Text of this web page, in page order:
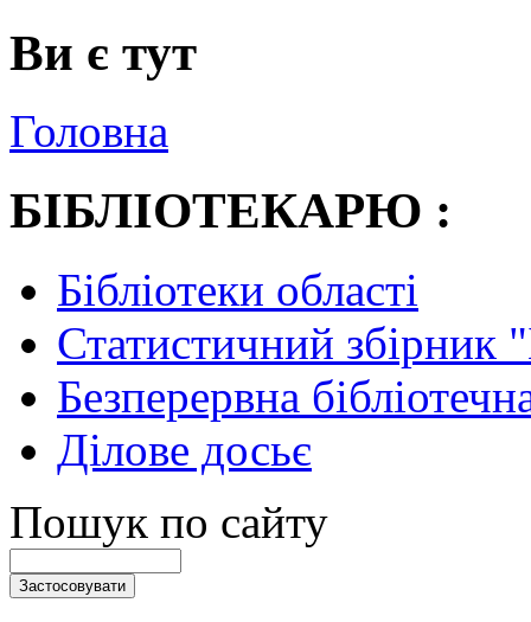
Ви є тут
Головна
БІБЛІОТЕКАРЮ :
Бібліотеки області
Статистичний
Безперервна
Ділове досьє
Пошук по сайту